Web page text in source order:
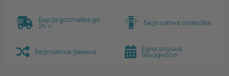
Бърза доставка до
24 ч. Безплатна опаковка
Безплатна замяна Една година
валидност